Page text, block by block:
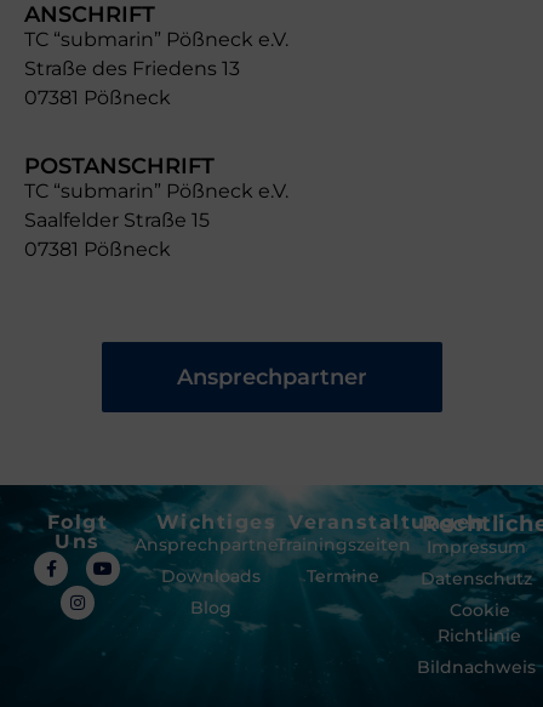
ANSCHRIFT
TC “submarin” Pößneck e.V.
Straße des Friedens 13
07381 Pößneck
POSTANSCHRIFT
TC “submarin” Pößneck e.V.
Saalfelder Straße 15
07381 Pößneck
Ansprechpartner
Folgt
Uns
Wichtiges
Ansprechpartner
Downloads
Blog
Veranstaltungen
Trainingszeiten
Termine
Impressum
Datenschutz
Cookie
Richtlinie
Bildnachweis